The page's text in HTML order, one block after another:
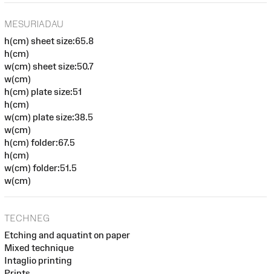
MESURIADAU
h(cm) sheet size:65.8
h(cm)
w(cm) sheet size:50.7
w(cm)
h(cm) plate size:51
h(cm)
w(cm) plate size:38.5
w(cm)
h(cm) folder:67.5
h(cm)
w(cm) folder:51.5
w(cm)
TECHNEG
Etching and aquatint on paper
Mixed technique
Intaglio printing